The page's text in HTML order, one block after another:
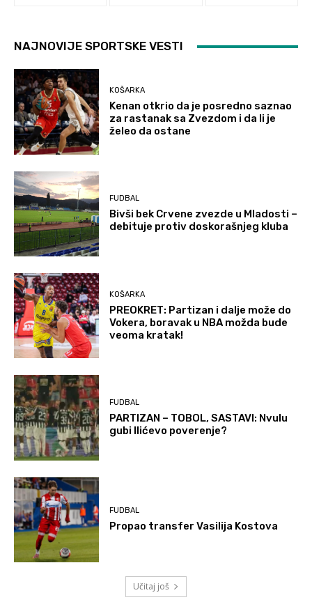
NAJNOVIJE SPORTSKE VESTI
KOŠARKA
Kenan otkrio da je posredno saznao
za rastanak sa Zvezdom i da li je
želeo da ostane
FUDBAL
Bivši bek Crvene zvezde u Mladosti –
debituje protiv doskorašnjeg kluba
KOŠARKA
PREOKRET: Partizan i dalje može do
Vokera, boravak u NBA možda bude
veoma kratak!
FUDBAL
PARTIZAN – TOBOL, SASTAVI: Nvulu
gubi Ilićevo poverenje?
FUDBAL
Propao transfer Vasilija Kostova
Učitaj još